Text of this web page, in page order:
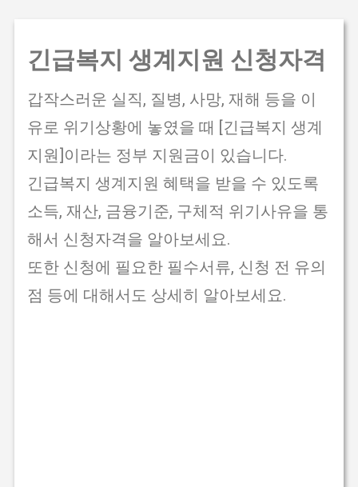
긴급복지 생계지원 신청자격
갑작스러운 실직, 질병, 사망, 재해 등을 이
유로 위기상황에 놓였을 때 [긴급복지 생계
지원]이라는 정부 지원금이 있습니다.
긴급복지 생계지원 혜택을 받을 수 있도록
소득, 재산, 금융기준, 구체적 위기사유을 통
해서 신청자격을 알아보세요.
또한 신청에 필요한 필수서류, 신청 전 유의
점 등에 대해서도 상세히 알아보세요.